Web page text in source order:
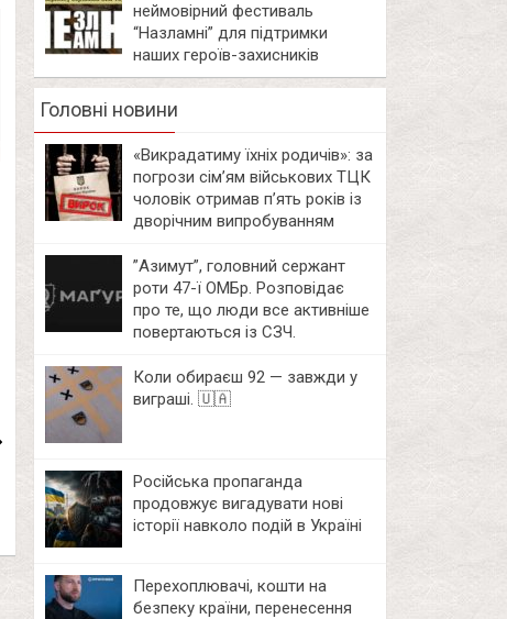
неймовірний фестиваль
“Назламні” для підтримки
наших героїв-захисників
Головні новини
«Викрадатиму їхніх родичів»: за
погрози сім’ям військових ТЦК
чоловік отримав п’ять років із
дворічним випробуванням
⁨”Азимут”, головний сержант
роти 47-ї ОМБр. Розповідає
про те, що люди все активніше
повертаються із СЗЧ.
Коли обираєш 92 — завжди у
виграші. 🇺🇦
Російська пропаганда
продовжує вигадувати нові
історії навколо подій в Україні
Перехоплювачі, кошти на
безпеку країни, перенесення